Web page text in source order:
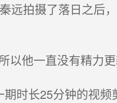
拍摄了落日之后
他一直没有精力
时长25分钟的视频